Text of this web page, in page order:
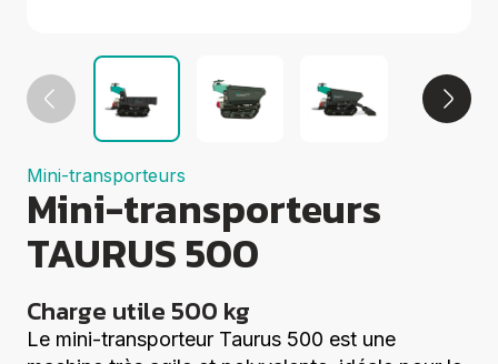
Elévation
Coupe
Centrales à
béton
Démolition
Voir tout
Mini-transporteurs
Mini-transporteurs
TAURUS 500
Charge utile 500 kg
Le mini-transporteur Taurus 500 est une